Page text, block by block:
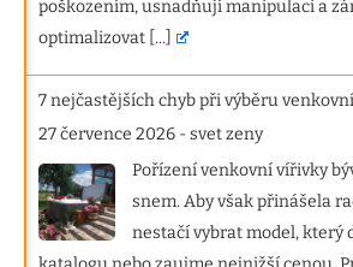
poškozením, usnadňují manipulaci a
optimalizovat [...]
7 nejčastějších chyb při výběru
27 července 2026 -svet zeny
Pořízení venkovní vířivky
snem. Aby však přinášela
nestačí vybrat model, který